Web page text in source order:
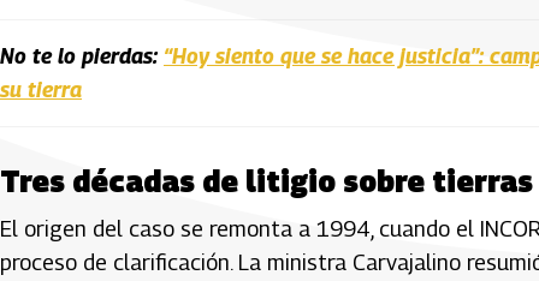
No te lo pierdas: “Hoy siento que se hace justicia”:
su tierra
Tres décadas de litigio sobre
El origen del caso se remonta a 1994, cuando el
proceso de clarificación. La ministra Carvajalino